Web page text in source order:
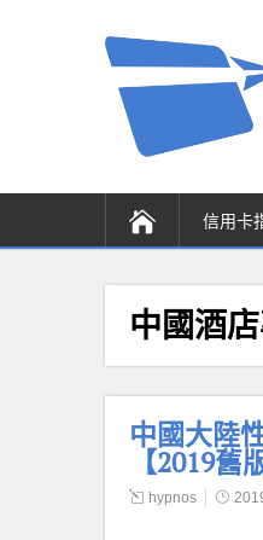
信用卡
中國酒
中國大陸
【2019舊
hypnos